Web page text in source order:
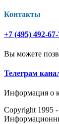
Контакты
+7 (495) 492-
Вы можете
Телеграм
Информация о
Copyright 1995